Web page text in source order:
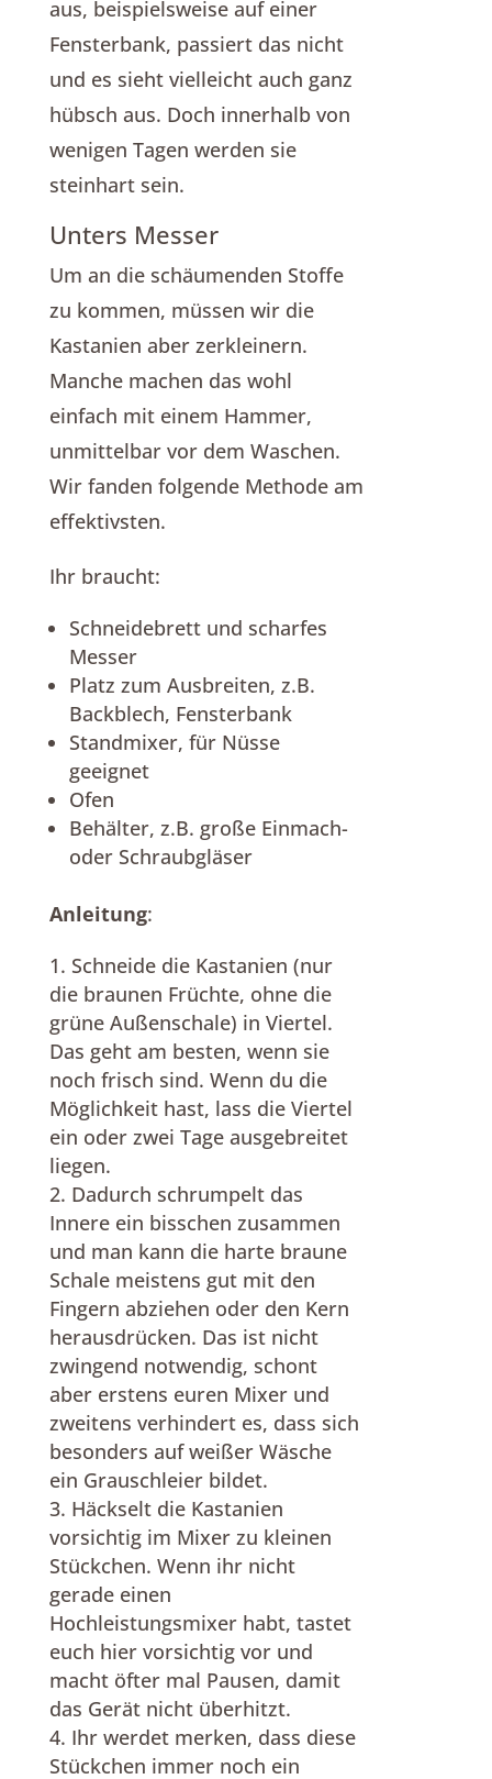
aus, beispielsweise auf einer
Fensterbank, passiert das nicht
und es sieht vielleicht auch ganz
hübsch aus. Doch innerhalb von
wenigen Tagen werden sie
steinhart sein.
Unters Messer
Um an die schäumenden Stoffe
zu kommen, müssen wir die
Kastanien aber zerkleinern.
Manche machen das wohl
einfach mit einem Hammer,
unmittelbar vor dem Waschen.
Wir fanden folgende Methode am
effektivsten.
Ihr braucht:
Schneidebrett und scharfes
Messer
Platz zum Ausbreiten, z.B.
Backblech, Fensterbank
Standmixer, für Nüsse
geeignet
Ofen
Behälter, z.B. große Einmach-
oder Schraubgläser
Anleitung:
Schneide die Kastanien (nur
die braunen Früchte, ohne die
grüne Außenschale) in Viertel.
Das geht am besten, wenn sie
noch frisch sind. Wenn du die
Möglichkeit hast, lass die Viertel
ein oder zwei Tage ausgebreitet
liegen.
Dadurch schrumpelt das
Innere ein bisschen zusammen
und man kann die harte braune
Schale meistens gut mit den
Fingern abziehen oder den Kern
herausdrücken. Das ist nicht
zwingend notwendig, schont
aber erstens euren Mixer und
zweitens verhindert es, dass sich
besonders auf weißer Wäsche
ein Grauschleier bildet.
Häckselt die Kastanien
vorsichtig im Mixer zu kleinen
Stückchen. Wenn ihr nicht
gerade einen
Hochleistungsmixer habt, tastet
euch hier vorsichtig vor und
macht öfter mal Pausen, damit
das Gerät nicht überhitzt.
Ihr werdet merken, dass diese
Stückchen immer noch ein